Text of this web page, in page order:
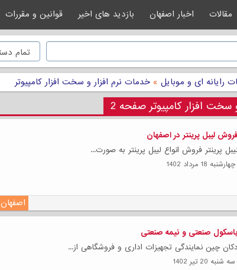
مقالات اخبار اصفهان بازدید های اخیر قوانین و مقررات
رایانه ای و موبایل » خدمات نرم افزار و سخت افزار کامپیوتر
افزار کامپیوتر صفحه 2
فروش لیبل پرینتر در اصفهان
لیبل پرینتر فروش انواع لیبل پرینتر به صورت...
چهارشنبه 18 مرداد 1402
اصفهان
باسکول صنعتی و نیمه صنعتی
دکان چین نمایندگی تجهیزات اداری و فروشگاهی از...
سه شنبه 20 تیر 1402